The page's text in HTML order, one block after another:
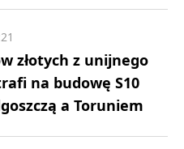
złotych z unijnego
na budowę S10
a Toruniem